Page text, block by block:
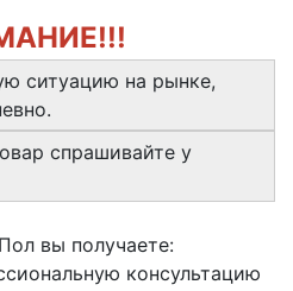
ситуацию на рынке,
спрашивайте у
вы получаете:
консультацию